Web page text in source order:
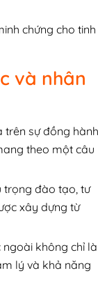
chứng cho tinh
và nhân
trên sự đồng hành
theo một câu
trọng đào tạo, tư
xây dựng từ
không chỉ là
lý và khả năng